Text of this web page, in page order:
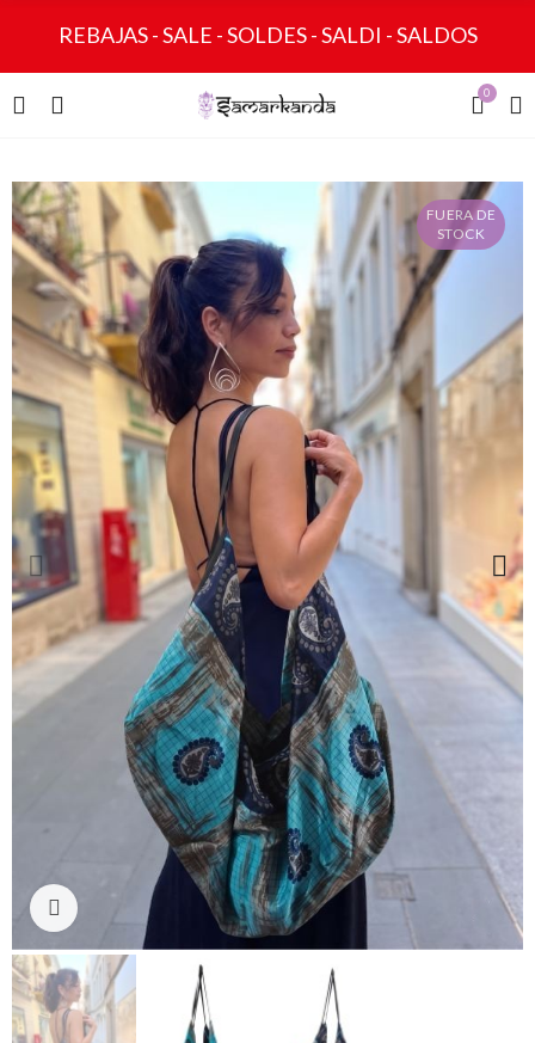
REBAJAS - SALE - SOLDES - SALDI - SALDOS
0
FUERA DE
STOCK